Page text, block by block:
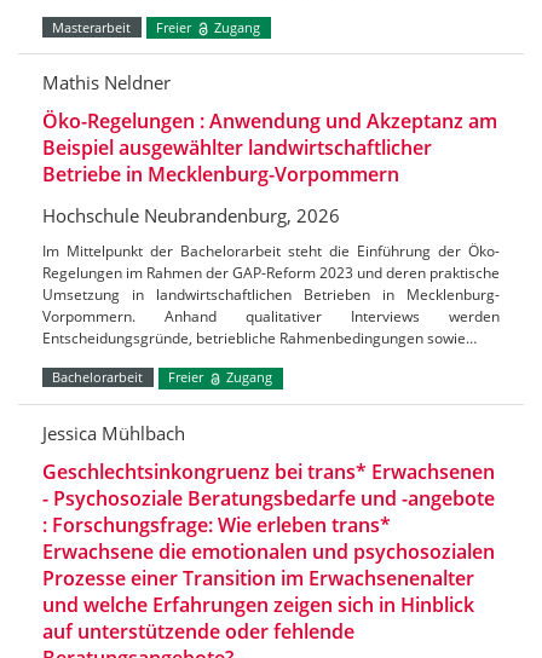
Masterarbeit Freier Zugang
Mathis Neldner
Öko-Regelungen : Anwendung und Akzeptanz am
Beispiel ausgewählter landwirtschaftlicher
Betriebe in Mecklenburg-Vorpommern
Hochschule Neubrandenburg, 2026
Im Mittelpunkt der Bachelorarbeit steht die Einführung der Öko-
Regelungen im Rahmen der GAP-Reform 2023 und deren praktische
Umsetzung in landwirtschaftlichen Betrieben in Mecklenburg-
Vorpommern. Anhand qualitativer Interviews werden
Entscheidungsgründe, betriebliche Rahmenbedingungen sowie…
Bachelorarbeit Freier Zugang
Jessica Mühlbach
Geschlechtsinkongruenz bei trans* Erwachsenen
- Psychosoziale Beratungsbedarfe und -angebote
: Forschungsfrage: Wie erleben trans*
Erwachsene die emotionalen und psychosozialen
Prozesse einer Transition im Erwachsenenalter
und welche Erfahrungen zeigen sich in Hinblick
auf unterstützende oder fehlende